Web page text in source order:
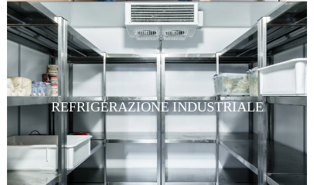
REFRIGERAZIONE INDUSTRIALE